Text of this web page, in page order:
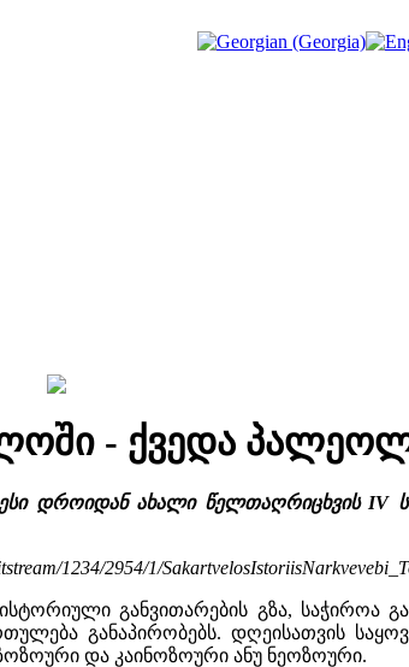
- ქვედა
დროიდან ახალი წელთაღრიცხვის IV
1234/2954/1/
განვითარების გზა, საჭიროა
განაპირობებს. დღეისათვის
და კაინოზოური ანუ ნეოზოური.